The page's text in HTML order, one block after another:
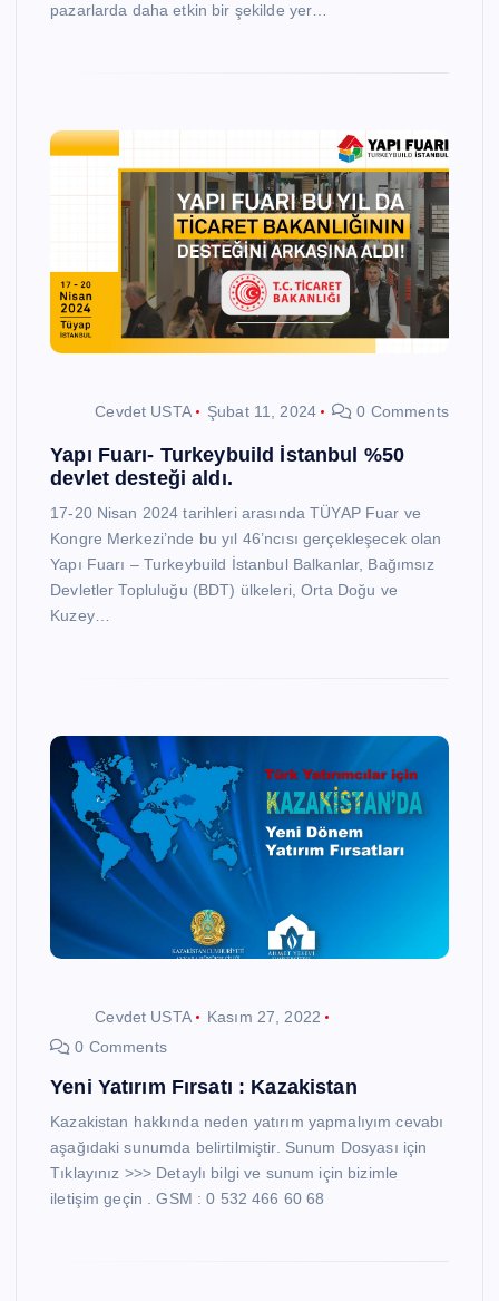
pazarlarda daha etkin bir şekilde yer…
Cevdet USTA Şubat 11, 2024 0 Comments
Yapı Fuarı- Turkeybuild İstanbul %50
devlet desteği aldı.
17-20 Nisan 2024 tarihleri arasında TÜYAP Fuar ve
Kongre Merkezi’nde bu yıl 46’ncısı gerçekleşecek olan
Yapı Fuarı – Turkeybuild İstanbul Balkanlar, Bağımsız
Devletler Topluluğu (BDT) ülkeleri, Orta Doğu ve
Kuzey…
Cevdet USTA
Kasım 27, 2022
0 Comments
Yeni Yatırım Fırsatı : Kazakistan
Kazakistan hakkında neden yatırım yapmalıyım cevabı
aşağıdaki sunumda belirtilmiştir. Sunum Dosyası için
Tıklayınız >>> Detaylı bilgi ve sunum için bizimle
iletişim geçin . GSM : 0 532 466 60 68